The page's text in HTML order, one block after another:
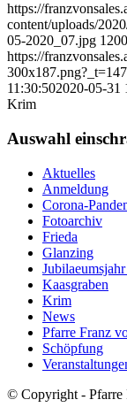
https://
content/uploads/
05-2020_07.jpg 1200
https://
11:30:502020-05-31
Krim
Auswahl
Aktuelles
Anmeldung
Corona-
Fotoarchiv
Frieda
Glanzing
Kaasgraben
Krim
News
Pfarre Franz
Schöpfung
© Copyright - Pfarre